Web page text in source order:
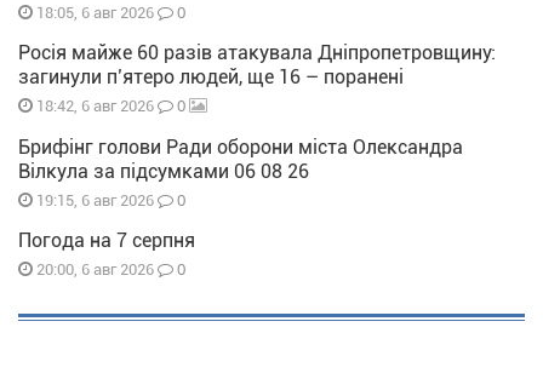
18:05, 6 авг 2026 0
Росія майже 60 разів атакувала Дніпропетровщину:
загинули п’ятеро людей, ще 16 – поранені
18:42, 6 авг 2026 0
Брифінг голови Ради оборони міста Олександра
Вілкула за підсумками 06 08 26
19:15, 6 авг 2026 0
Погода на 7 серпня
20:00, 6 авг 2026 0